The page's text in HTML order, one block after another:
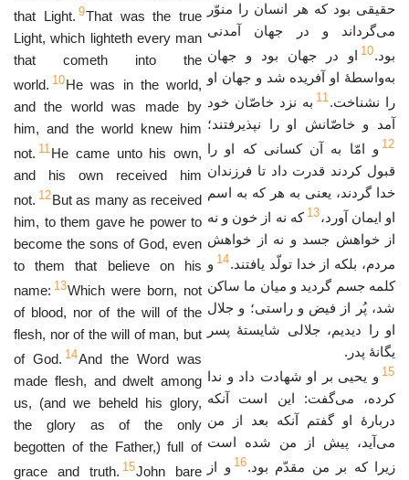
that Light. 9That was the true
Light, which lighteth every man
that cometh into the
world. 10He was in the world,
and the world was made by
him, and the world knew him
not. 11He came unto his own,
and his own received him
not. 12But as many as received
him, to them gave he power to
become the sons of God, even
to them that believe on his
name: 13Which were born, not
of blood, nor of the will of the
flesh, nor of the will of man, but
of God. 14And the Word was
made flesh, and dwelt among
us, (and we beheld his glory,
the glory as of the only
begotten of the Father,) full of
grace and truth. 15John bare
حقیقی بود که هر انسان را منوّر
می‌گرداند و در جهان آمدنی
بود.10 او در جهان بود و جهان
به‌واسطهٔ او آفریده شد و جهان او
را نشناخت.11 به نزد خاصّان خود
آمد و خاصّانش او را نپذیرفتند؛
12 و امّا به آن کسانی که او را
قبول کردند قدرت داد تا فرزندان
خدا گردند، یعنی به هر که به اسم
او ایمان آورد،13 که نه از خون و نه
از خواهش جسد و نه از خواهش
مردم، بلکه از خدا تولّد یافتند.14 و
کلمه جسم گردید و میان ما ساکن
شد، پُر از فیض و راستی؛ و جلال
او را دیدیم، جلالی شایستهٔ پسر
یگانهٔ پدر.
15 و یحیی بر او شهادت داد و ندا
کرده، می‌گفت: این است آنکه
دربارهٔ او گفتم آنکه بعد از من
می‌آید، پیش از من شده است
زیرا که بر من مقدّم بود.16 و از